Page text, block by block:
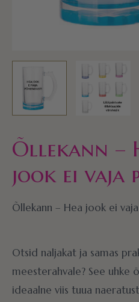
Õllekann –
jook ei vaja
Õllekann – Hea jook ei
Otsid naljakat ja samas
meesterahvale? See uhke
ideaalne viis tuua